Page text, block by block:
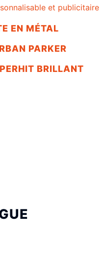
EN MÉTAL
PARKER
BRILLANT